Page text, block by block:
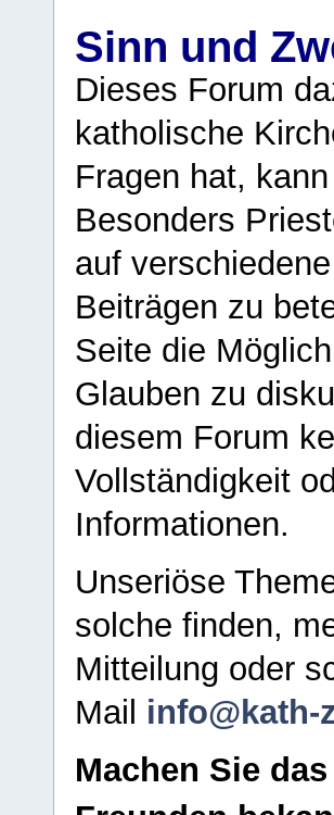
Sinn und
Dieses Forum
katholische
Fragen hat,
Besonders
auf
Beiträgen zu
Seite die
Glauben zu
diesem Forum
Vollständigkeit
Informationen.
Unseriöse
solche finden,
Mitteilung oder
Mail info@kath-
Machen Sie